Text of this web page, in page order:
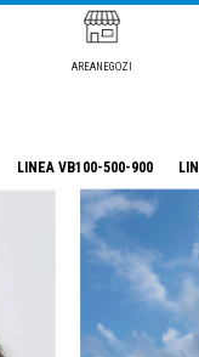
AREANEGOZI
LINEA VB100-500-900